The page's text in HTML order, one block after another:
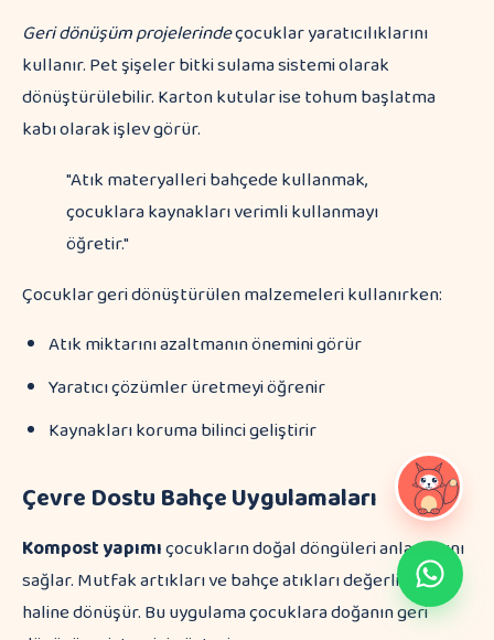
Geri dönüşüm projelerindeçocuklar yaratıcılıklarını
kullanır. Pet şişeler bitki sulama sistemi olarak
dönüştürülebilir. Karton kutular ise tohum başlatma
kabı olarak işlev görür.
"Atık materyalleri bahçede kullanmak,
çocuklara kaynakları verimli kullanmayı
öğretir."
Çocuklar geri dönüştürülen malzemeleri kullanırken:
Atık miktarını azaltmanın önemini görür
Yaratıcı çözümler üretmeyi öğrenir
Kaynakları koruma bilinci geliştirir
Çevre Dostu Bahçe Uygulamaları
Kompost yapımıçocukların doğal döngüleri anlamasını
sağlar. Mutfak artıkları ve bahçe atıkları değerli gübre
haline dönüşür. Bu uygulama çocuklara doğanın geri